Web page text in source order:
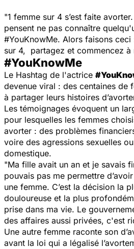
"1 femme sur 4 s’est faite
pensent ne pas connaître
#YouKnowMe. Alors faisons ceci
sur 4, partagez et commencez à
#YouKnowMe
Le Hashtag de l'actrice
devenue viral : des centaines de
à partager leurs histoires
Les témoignages évoquent un
pour lesquelles les femmes
avorter : des problèmes
voire des agressions sexuelles
domestique.
"Ma fille avait un an et je savais
pouvais pas me permettre
une femme. C’est la décision la
douloureuse et la plus
prise dans ma vie. Le
des affaires aussi privées, c'est
Une autre femme raconte son
avant la loi qui a légalisé